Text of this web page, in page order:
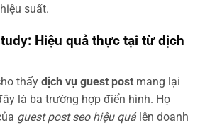
suất.
Hiệu quả thực tại từ dịch
thấy dịch vụ guest post mang lại
là ba trường hợp điển hình. Họ
guest post seo hiệu quả lên doanh